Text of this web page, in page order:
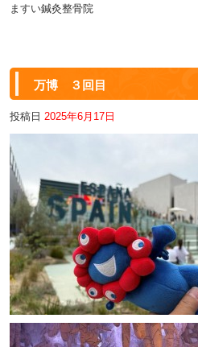
ますい鍼灸整骨院
万博 ３回目
投稿日 2025年6月17日